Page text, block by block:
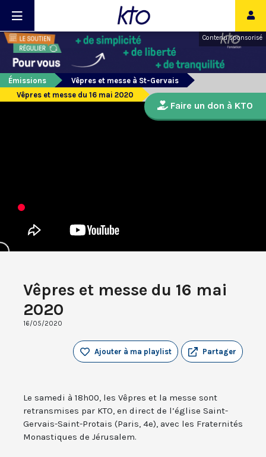
Contenu sponsorisé
Émissions
Vêpres et messe à St-Gervais
Vêpres et messe du 16 mai 2020
Vêpres et messe du 16 mai
2020
16/05/2020
Partager
Ajouter à ma playlist
Le samedi à 18h00, les Vêpres et la messe sont
retransmises par KTO, en direct de l’église Saint-
Gervais-Saint-Protais (Paris, 4e), avec les Fraternités
Monastiques de Jérusalem.
Faire un don à KTO